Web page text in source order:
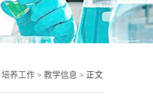
培养工作 > 教学信息 > 正文